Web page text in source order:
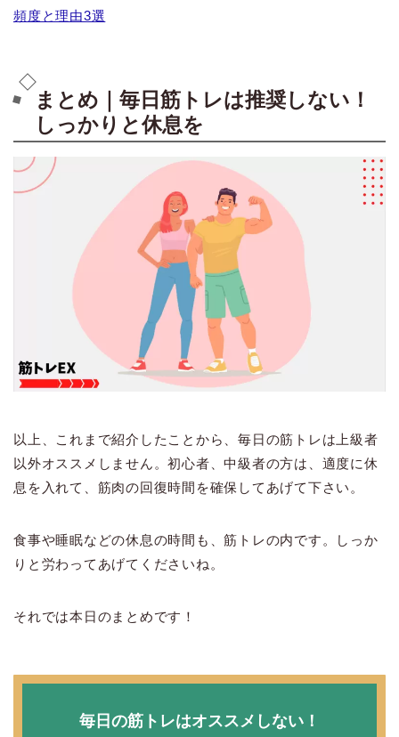
頻度と理由3選
まとめ｜毎日筋トレは推奨しない！
しっかりと休息を
以上、これまで紹介したことから、毎日の筋トレは上級者
以外オススメしません。初心者、中級者の方は、適度に休
息を入れて、筋肉の回復時間を確保してあげて下さい。
食事や睡眠などの休息の時間も、筋トレの内です。しっか
りと労わってあげてくださいね。
それでは本日のまとめです！
毎日の筋トレはオススメしない！